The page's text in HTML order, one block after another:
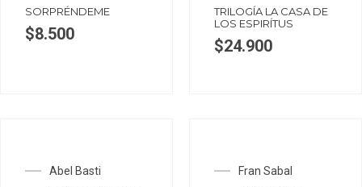
SORPRÉNDEME
$8.500
TRILOGÍA LA CASA DE
LOS ESPIRÍTUS
$24.900
Abel Basti
Fran Sabal